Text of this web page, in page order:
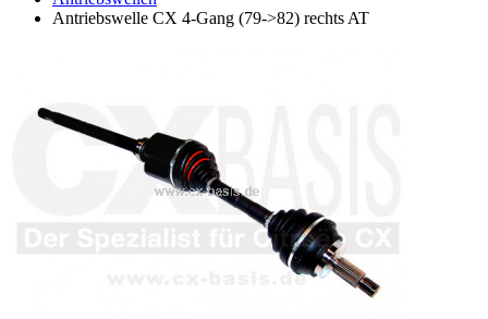
Antriebswelle CX 4-Gang (79->82) rechts AT